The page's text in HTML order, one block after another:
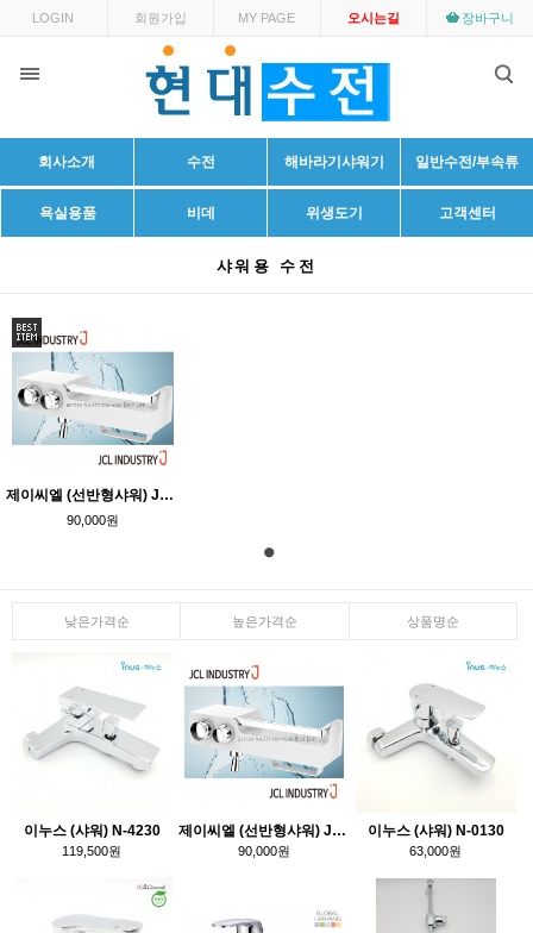
LOGIN 회원가입 MY PAGE 오시는길 장바구니
회사소개 수전 해바라기샤워기 일반수전/부속류
욕실용품 비데 위생도기 고객센터
샤워용 수전
제이씨엘 (선반형샤워) JO-1000 PLUS
90,000원
낮은가격순 높은가격순 상품명순
이누스 (샤워) N-4230
119,500원
제이씨엘 (선반형샤워) JO-1000 PLUS
90,000원
이누스 (샤워) N-0130
63,000원